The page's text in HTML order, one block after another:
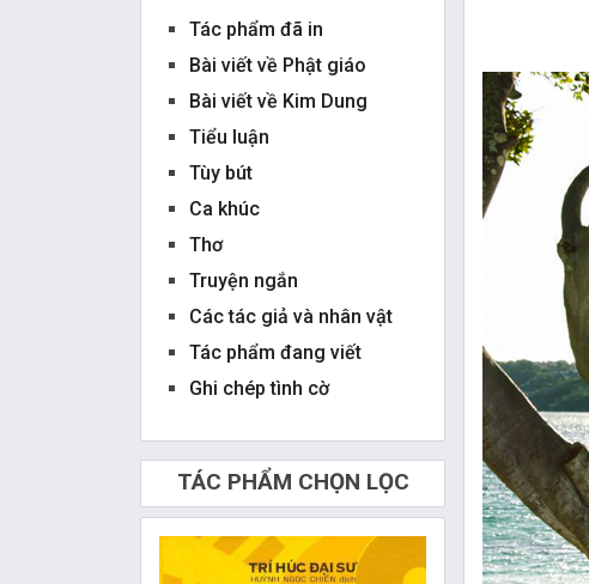
Tác phẩm đã in
Bài viết về Phật giáo
Bài viết về Kim Dung
Tiểu luận
Tùy bút
Ca khúc
Thơ
Truyện ngắn
Các tác giả và nhân vật
Tác phẩm đang viết
Ghi chép tình cờ
TÁC PHẨM CHỌN LỌC